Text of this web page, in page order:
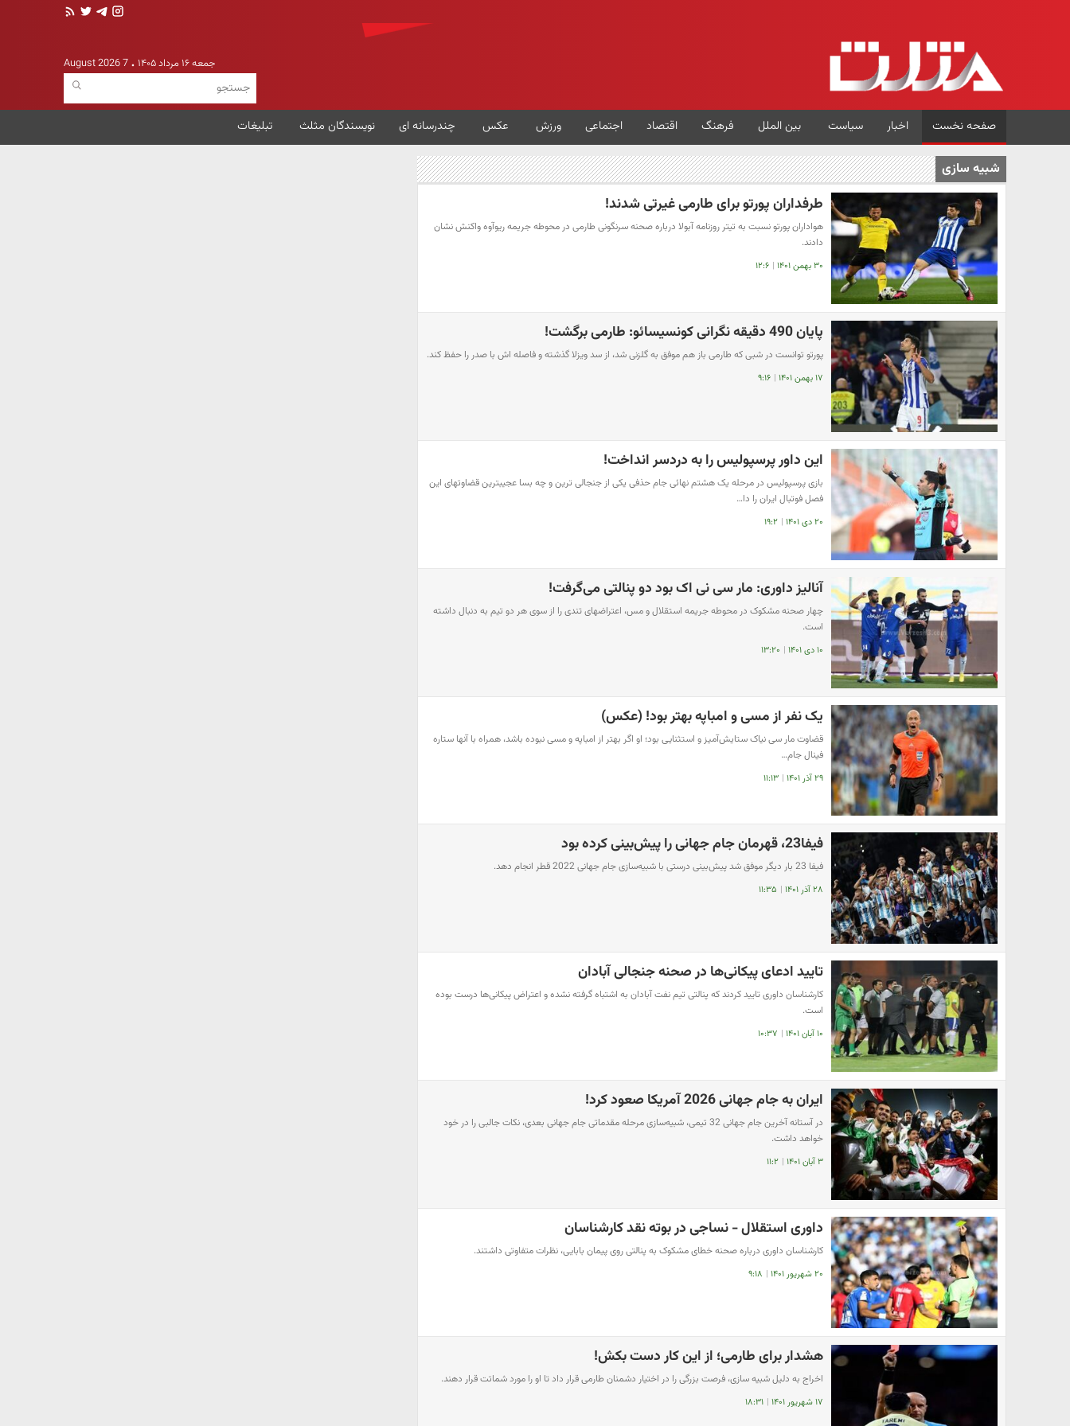
جمعه ۱۶ مرداد ۱۴۰۵ 7 August 2026
صفحه نخست اخبار سیاست بین الملل فرهنگ اقتصاد اجتماعی ورزش عکس چندرسانه ای نویسندگان مثلث تبلیغات
شبیه سازی
طرفداران پورتو برای طارمی غیرتی شدند!
هواداران پورتو نسبت به تیتر روزنامه آبولا درباره صحنه سرنگونی طارمی در محوطه جریمه ریو‌آوه واکنش نشان
دادند.
۳۰ بهمن ۱۴۰۱ | ۱۲:۶
پایان 490 دقیقه نگرانی کونسیسائو: طارمی برگشت!
پورتو توانست در شبی که طارمی باز هم موفق به گلزنی شد، از سد ویزلا گذشته و فاصله اش با صدر را حفظ کند.
۱۷ بهمن ۱۴۰۱ | ۹:۱۶
این داور پرسپولیس را به دردسر انداخت!
بازی پرسپولیس در مرحله یک هشتم نهائی جام حذفی یکی از جنجالی ترین و چه بسا عجیبترین قضاوتهای این
فصل فوتبال ایران را دا…
۲۰ دی ۱۴۰۱ | ۱۹:۲
آنالیز داوری: مار سی نی اک بود دو پنالتی می‌گرفت!
چهار صحنه مشکوک در محوطه جریمه استقلال و مس، اعتراضهای تندی را از سوی هر دو تیم به دنبال داشته
است.
۱۰ دی ۱۴۰۱ | ۱۳:۲۰
یک نفر از مسی و امباپه بهتر بود! (عکس)
قضاوت مار سی نیاک ستایش‌آمیز و استثنایی بود؛ او اگر بهتر از امباپه و مسی نبوده باشد، همراه با آنها ستاره
فینال جام…
۲۹ آذر ۱۴۰۱ | ۱۱:۱۳
فیفا23، قهرمان جام جهانی را پیش‌بینی کرده بود
فیفا 23 بار دیگر موفق شد پیش‌بینی درستی با شبیه‌سازی جام جهانی 2022 قطر انجام دهد.
۲۸ آذر ۱۴۰۱ | ۱۱:۳۵
تایید ادعای پیکانی‌ها در صحنه جنجالی آبادان
کارشناسان داوری تایید کردند که پنالتی تیم نفت آبادان به اشتباه گرفته نشده و اعتراض پیکانی‌ها درست بوده
است.
۱۰ آبان ۱۴۰۱ | ۱۰:۳۷
ایران به جام جهانی 2026 آمریکا صعود کرد!
در آستانه آخرین جام جهانی 32 تیمی، شبیه‌سازی مرحله مقدماتی جام جهانی بعدی، نکات جالبی را در خود
خواهد داشت.
۳ آبان ۱۴۰۱ | ۱۱:۲
داوری استقلال - نساجی در بوته نقد کارشناسان
کارشناسان داوری درباره صحنه خطای مشکوک به پنالتی روی پیمان بابایی، نظرات متفاوتی داشتند.
۲۰ شهریور ۱۴۰۱ | ۹:۱۸
هشدار برای طارمی؛ از این کار دست بکش!
اخراج به دلیل شبیه سازی، فرصت بزرگی را در اختیار دشمنان طارمی قرار داد تا او را مورد شماتت قرار دهند.
۱۷ شهریور ۱۴۰۱ | ۱۸:۳۱